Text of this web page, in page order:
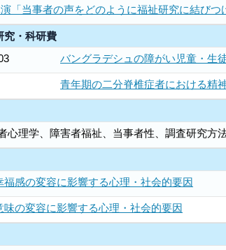
「当事者の声をどのように福祉研究に結び
究・科研費
バングラデシュの障がい児童・生
青年期の二分脊椎症者における精
心理学、障害者福祉、当事者性、調査研究方
福感の変容に影響する心理・社会的要因
味の変容に影響する心理・社会的要因